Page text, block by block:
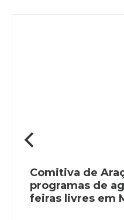
Comitiva de
programas de
feiras livres em